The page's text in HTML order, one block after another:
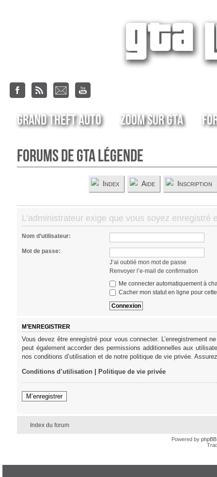
Grand Theft Auto Zoom sur GTA
Forums de GTA Légende
Index Aide Inscription
L’administrateur exige que vous soyez
Nom d’utilisateur:
Mot de passe:
J’ai oublié mon mot de passe
Renvoyer l’e-mail de confirmation
Me connecter automatiquement à
Cacher mon statut en ligne pour
M’ENREGISTRER
Vous devez être enregistré pour vous connecter. L’enregistrement
peut également accorder des permissions additionnelles aux
nos conditions d’utilisation et de notre politique de vie privée.
Conditions d’utilisation| Politique de vie privée
M’enregistrer
Index du forum
Powered by phpBB